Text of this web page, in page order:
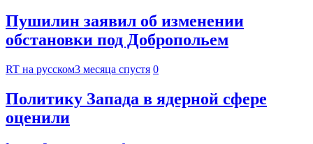
Пушилин заявил об изменении
обстановки под Добропольем
RT на русском3 месяца спустя 0
Политику Запада в ядерной сфере
оценили